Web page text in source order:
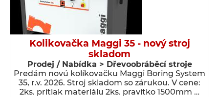
Kolikovačka Maggi 35 - nový stroj
skladom
Prodej / Nabídka > Dřevoobráběcí stroje
Predám novú kolíkovačku Maggi Boring System
35, r.v. 2026. Stroj skladom so zárukou. V cene:
2ks. prítlak materiálu 2ks. pravítko 1500mm …